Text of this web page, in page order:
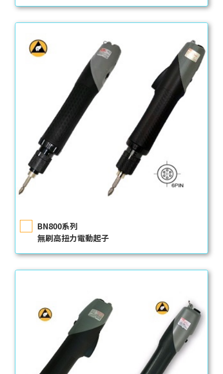
BN800系列
無刷高扭力電動起子